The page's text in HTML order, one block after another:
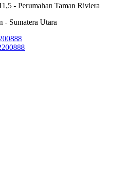
- Perumahan Taman Riviera
- Sumatera Utara